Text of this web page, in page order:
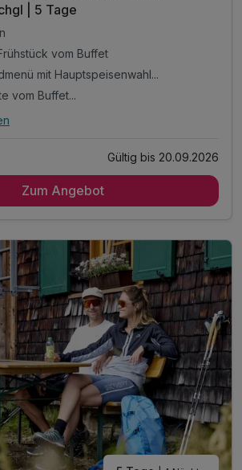
| 5 Tage
vom Buffet
mit Hauptspeisenwahl...
vom Buffet...
vom Buffet
Rabatt auf Skyfly Ischgl*
die Dauer Ihres Aufenthaltes
Wellnessbereiches **
Freischwimmbades
Card inkludiert ***
Gültig bis 20.09.2026
Zum Angebot